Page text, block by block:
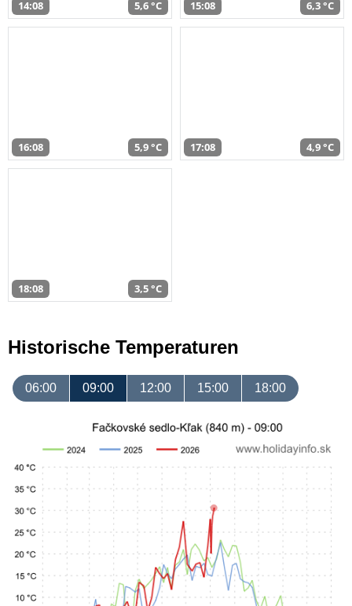
14:08 5,6 °C 15:08 6,3 °C
16:08 5,9 °C 17:08 4,9 °C
18:08 3,5 °C
Historische Temperaturen
06:00 09:00 12:00 15:00 18:00